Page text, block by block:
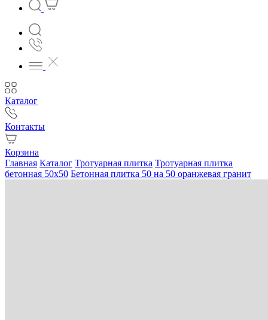
Каталог
Контакты
Корзина
Главная Каталог Тротуарная плитка Тротуарная плитка
бетонная 50х50 Бетонная плитка 50 на 50 оранжевая гранит